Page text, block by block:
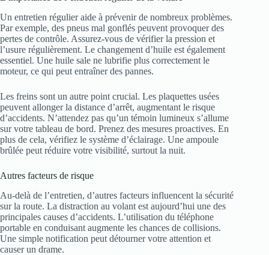
Un entretien régulier aide à prévenir de nombreux problèmes.
Par exemple, des pneus mal gonflés peuvent provoquer des
pertes de contrôle. Assurez-vous de vérifier la pression et
l’usure régulièrement. Le changement d’huile est également
essentiel. Une huile sale ne lubrifie plus correctement le
moteur, ce qui peut entraîner des pannes.
Les freins sont un autre point crucial. Les plaquettes usées
peuvent allonger la distance d’arrêt, augmentant le risque
d’accidents. N’attendez pas qu’un témoin lumineux s’allume
sur votre tableau de bord. Prenez des mesures proactives. En
plus de cela, vérifiez le système d’éclairage. Une ampoule
brûlée peut réduire votre visibilité, surtout la nuit.
Autres facteurs de risque
Au-delà de l’entretien, d’autres facteurs influencent la sécurité
sur la route. La distraction au volant est aujourd’hui une des
principales causes d’accidents. L’utilisation du téléphone
portable en conduisant augmente les chances de collisions.
Une simple notification peut détourner votre attention et
causer un drame.